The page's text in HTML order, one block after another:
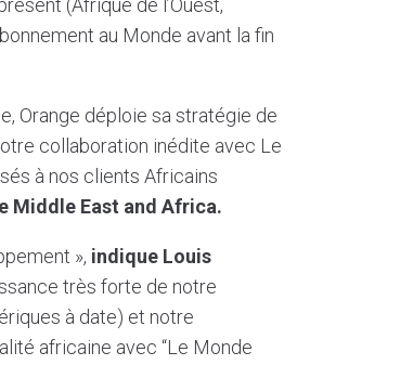
(Afrique de l’Ouest,
au Monde avant la fin
Orange déploie sa stratégie de
collaboration inédite avec Le
à nos clients Africains
Middle East and Africa.
», indique Louis
très forte de notre
à date) et notre
africaine avec “Le Monde